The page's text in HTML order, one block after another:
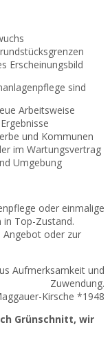
Erscheinungsbild
sind
Arbeitsweise
und Kommunen
im Wartungsvertrag
Umgebung
oder einmalige
Top-Zustand.
Angebot oder zur
Aufmerksamkeit und
Zuwendung.
Kirsche *1948
Grünschnitt, wir